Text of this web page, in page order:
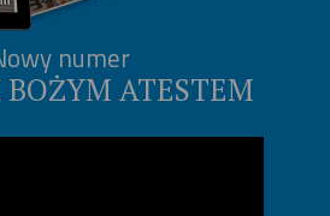
numer
ATESTEM